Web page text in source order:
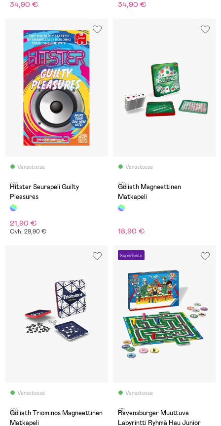
34,90 € 34,90 €
Varastossa
(0)
Hitster Seurapeli Guilty
Pleasures
21,90 €
Ovh: 29,90 €
Varastossa
(0)
Goliath Magneettinen
Matkapeli
18,90 €
Varastossa
(0)
Goliath Triominos Magneettinen
Matkapeli
Superhinta
Varastossa
(3)
Ravensburger Muuttuva
Labyrintti Ryhmä Hau Junior